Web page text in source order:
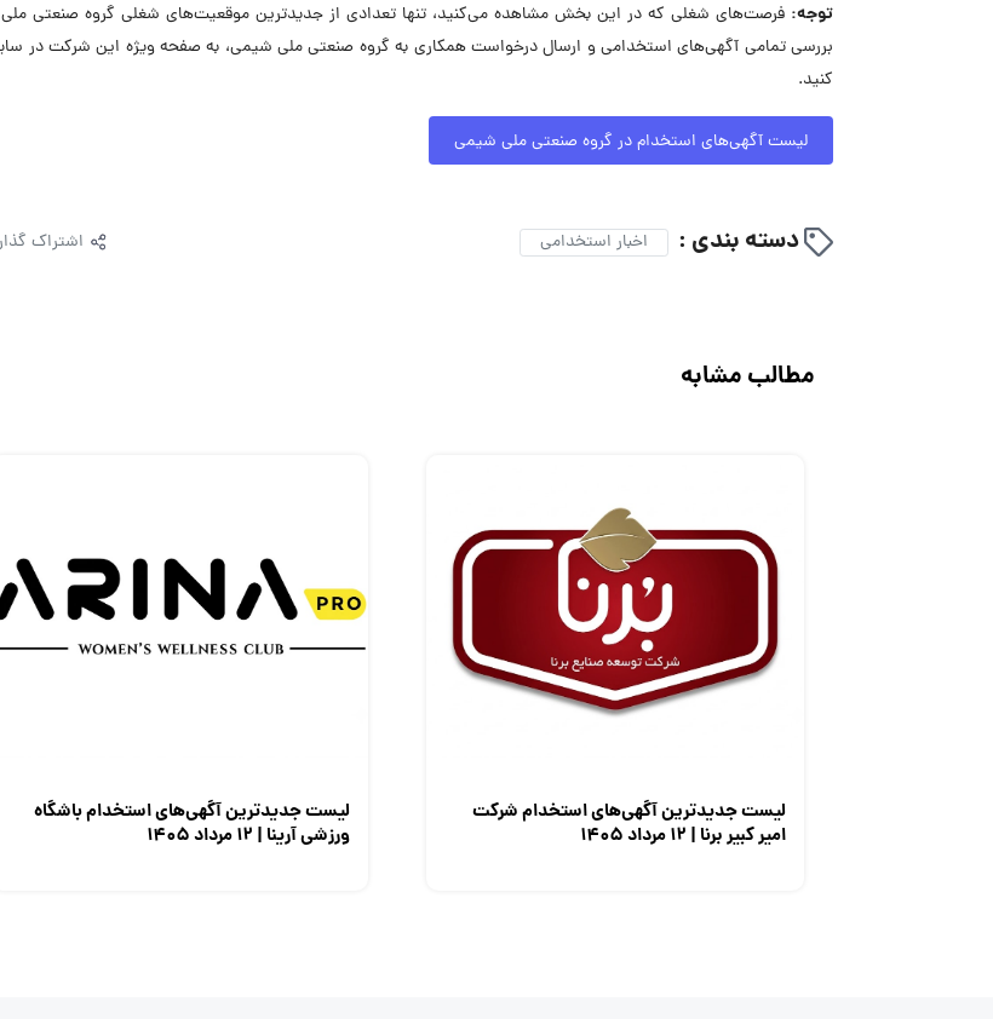
توجه: فرصت‌های شغلی که در این بخش مشاهده می‌کنید، تنها تعدادی از جدیدترین موقعیت‌های شغلی گروه صنعتی
بررسی تمامی آگهی‌های استخدامی و ارسال درخواست همکاری به گروه صنعتی ملی شیمی، به صفحه ویژه این شرکت در
کنید.
لیست آگهی‌های استخدام در گروه صنعتی ملی شیمی
دسته بندی : اخبار استخدامی اشتراک
مطالب مشابه
لیست جدیدترین آگهی‌های استخدام شرکت
امیر کبیر برنا | ۱۲ مرداد ۱۴۰۵
لیست جدیدترین آگهی‌های استخدام باشگاه
ورزشی آرینا | ۱۲ مرداد ۱۴۰۵